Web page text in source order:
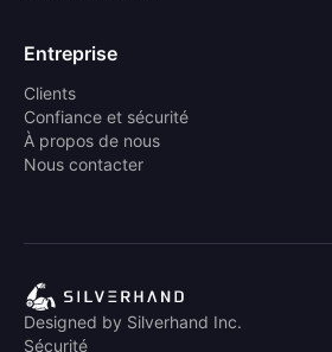
Entreprise
Clients
Confiance et sécurité
À propos de nous
Nous contacter
Designed by Silverhand Inc.
Sécurité